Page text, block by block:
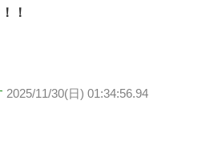
！
2025/11/30(日) 01:34:56.94